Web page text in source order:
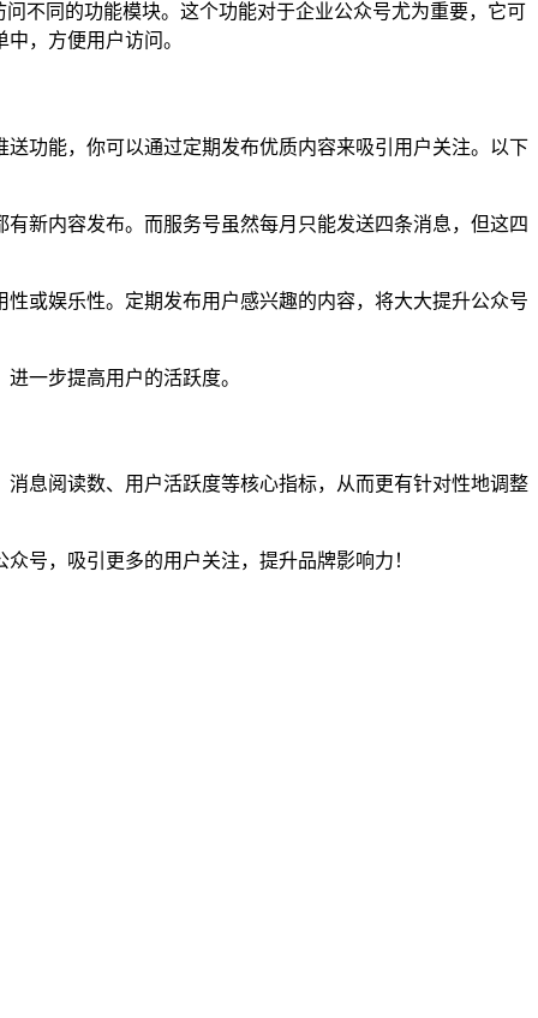
不同的功能模块。这个功能对于企业公众号尤为重要，它可
，方便用户访问。
功能，你可以通过定期发布优质内容来吸引用户关注。以下
新内容发布。而服务号虽然每月只能发送四条消息，但这四
或娱乐性。定期发布用户感兴趣的内容，将大大提升公众号
一步提高用户的活跃度。
息阅读数、用户活跃度等核心指标，从而更有针对性地调整
号，吸引更多的用户关注，提升品牌影响力！